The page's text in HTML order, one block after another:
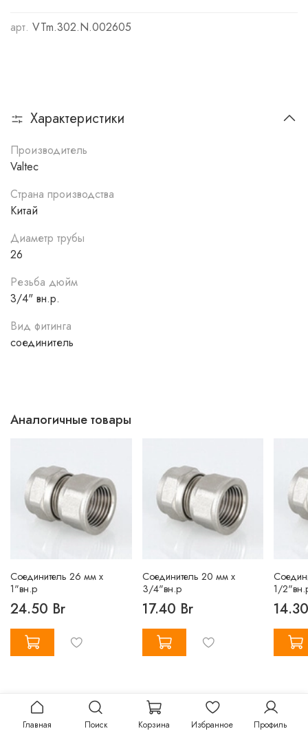
арт. VTm.302.N.002605
Характеристики
Производитель
Valtec
Страна производства
Китай
Диаметр трубы
26
Резьба дюйм
3/4" вн.р.
Вид фитинга
соединитель
Аналогичные товары
Соединитель 26 мм х
1"вн.р
24.50 Br
Соединитель 20 мм х
3/4"вн.р
17.40 Br
1/
Главная Поиск Корзина Избранное Профиль